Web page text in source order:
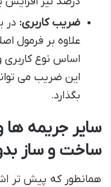
ضریب کاربری: در
علاوه بر فرمول
اساس نوع
این ضریب می
بگذارد.
سایر جریمه ها
ساخت و ساز
همانطور که پیش تر